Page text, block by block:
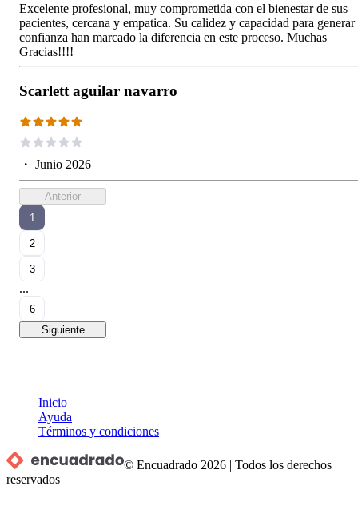
Excelente profesional, muy comprometida con el bienestar de sus
pacientes, cercana y empatica. Su calidez y capacidad para generar
confianza han marcado la diferencia en este proceso. Muchas
Gracias!!!!
Scarlett aguilar navarro
・ Junio 2026
Anterior
1
2
3
...
6
Siguiente
Inicio
Ayuda
Términos y condiciones
© Encuadrado 2026 |Todos los derechos
reservados